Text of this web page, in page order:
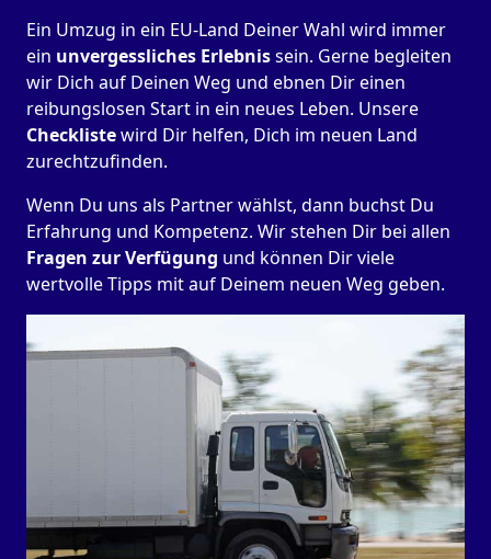
Ein Umzug in ein EU-Land Deiner Wahl wird immer
ein unvergessliches Erlebnissein. Gerne begleiten
wir Dich auf Deinen Weg und ebnen Dir einen
reibungslosen Start in ein neues Leben. Unsere
Checklistewird Dir helfen, Dich im neuen Land
zurechtzufinden.
Wenn Du uns als Partner wählst, dann buchst Du
Erfahrung und Kompetenz. Wir stehen Dir bei allen
Fragen zur Verfügung und können Dir viele
wertvolle Tipps mit auf Deinem neuen Weg geben.